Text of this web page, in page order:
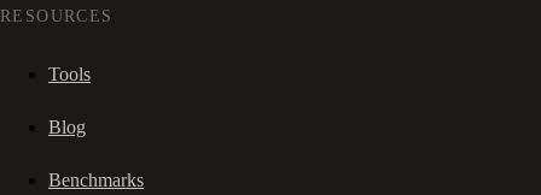
RESOURCES
Tools
Blog
Benchmarks